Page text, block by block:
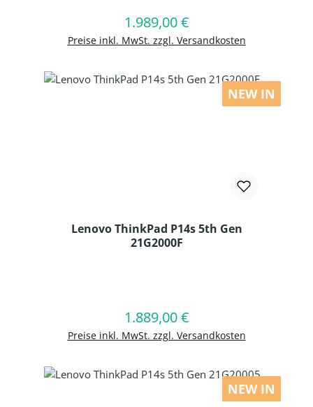
Regulärer Preis:
1.989,00 €
Preise inkl. MwSt. zzgl. Versandkosten
In den Warenkorb
NEW IN
Lenovo ThinkPad P14s 5th Gen
21G2000F
Regulärer Preis:
1.889,00 €
Preise inkl. MwSt. zzgl. Versandkosten
In den Warenkorb
NEW IN